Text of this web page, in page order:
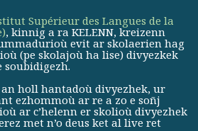
Supérieur des Langues de la
, kinnig a ra KELENN, kreizenn
evit ar skolaerien hag
(pe skolajoù ha lise) divyezkek
soubidigezh.
holl hantadoù divyezhek, ur
ezhommoù ar re a zo e soñj
ar c’helenn er skolioù divyezhek
met n’o deus ket al live ret